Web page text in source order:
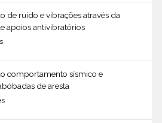
de ruído e vibrações através da
apoios antivibratórios
comportamento sísmico e
de aresta